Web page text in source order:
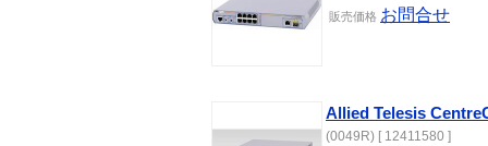
販売価格 お問合せ
Allied Telesis
(0049R) [ 12411580 ]